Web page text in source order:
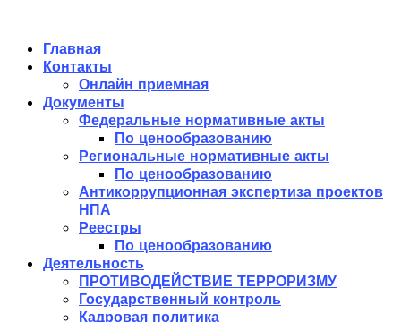
Главная
Контакты
Онлайн приемная
Документы
Федеральные нормативные акты
По ценообразованию
Региональные нормативные акты
По ценообразованию
Антикоррупционная экспертиза проектов
НПА
Реестры
По ценообразованию
Деятельность
ПРОТИВОДЕЙСТВИЕ ТЕРРОРИЗМУ
Государственный контроль
Кадровая политика